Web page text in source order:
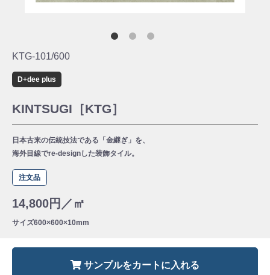
KTG-101/600
D+dee plus
KINTSUGI［KTG］
日本古来の伝統技法である「金継ぎ」を、
海外目線でre-designした装飾タイル。
注文品
14,800円／㎡
サイズ600×600×10mm
サンプルをカートに入れる